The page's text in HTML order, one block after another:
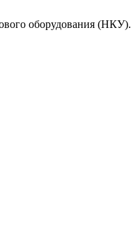
оборудования (НКУ).